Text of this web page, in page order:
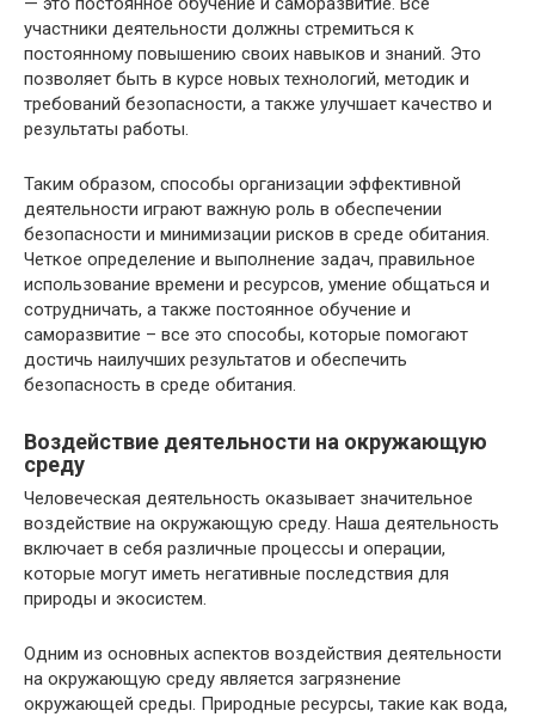
участники деятельности должны стремиться к
постоянному повышению своих навыков и знаний. Это
позволяет быть в курсе новых технологий, методик и
требований безопасности, а также улучшает качество и
результаты работы.
Таким образом, способы организации эффективной
деятельности играют важную роль в обеспечении
безопасности и минимизации рисков в среде обитания.
Четкое определение и выполнение задач, правильное
использование времени и ресурсов, умение общаться и
сотрудничать, а также постоянное обучение и
саморазвитие – все это способы, которые помогают
достичь наилучших результатов и обеспечить
безопасность в среде обитания.
Воздействие деятельности на окружающую
среду
Человеческая деятельность оказывает значительное
воздействие на окружающую среду. Наша деятельность
включает в себя различные процессы и операции,
которые могут иметь негативные последствия для
природы и экосистем.
Одним из основных аспектов воздействия деятельности
на окружающую среду является загрязнение
окружающей среды. Природные ресурсы, такие как вода,